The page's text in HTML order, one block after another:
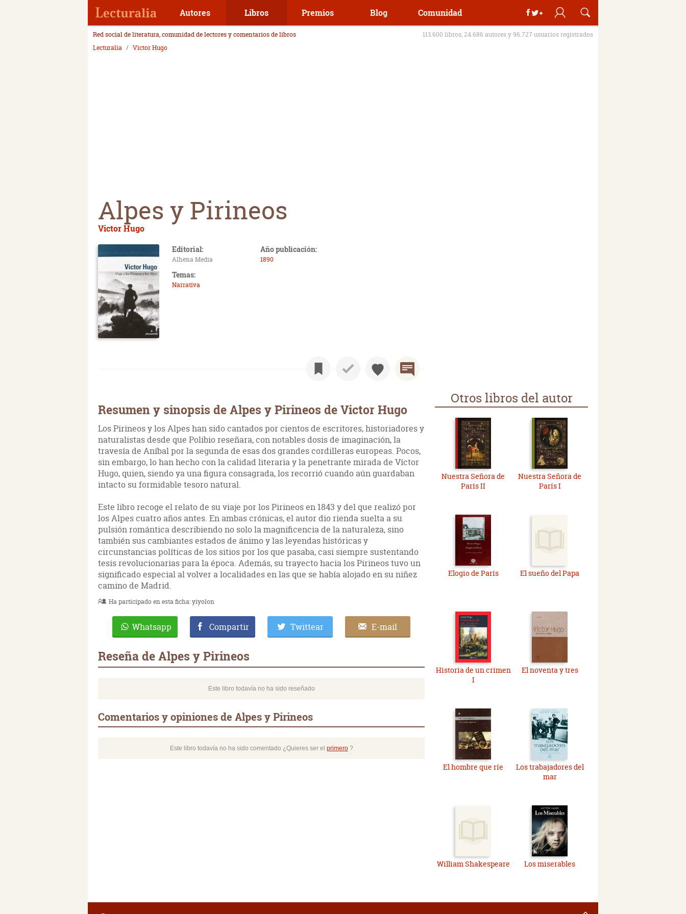
Autores Libros Premios Blog Comunidad
Red social de literatura, comunidad de lectores y comentarios de libros
113.600 libros, 24.686 autores y 96.727 usuarios registrados
Lecturalia
Victor Hugo
Alpes y Pirineos
Victor Hugo
Editorial:
Alhena Media
Año publicación:
1890
Temas:
Narrativa
Resumen y sinopsis de Alpes y Pirineos de Victor Hugo
Los Pirineos y los Alpes han sido cantados por cientos de escritores, historiadores y
naturalistas desde que Polibio reseñara, con notables dosis de imaginación, la
travesía de Aníbal por la segunda de esas dos grandes cordilleras europeas. Pocos,
sin embargo, lo han hecho con la calidad literaria y la penetrante mirada de Víctor
Hugo, quien, siendo ya una figura consagrada, los recorrió cuando aún guardaban
intacto su formidable tesoro natural.
Este libro recoge el relato de su viaje por los Pirineos en 1843 y del que realizó por
los Alpes cuatro años antes. En ambas crónicas, el autor dio rienda suelta a su
pulsión romántica describiendo no solo la magnificencia de la naturaleza, sino
también sus cambiantes estados de ánimo y las leyendas históricas y
circunstancias políticas de los sitios por los que pasaba, casi siempre sustentando
tesis revolucionarias para la época. Además, su trayecto hacia los Pirineos tuvo un
significado especial al volver a localidades en las que se había alojado en su niñez
camino de Madrid.
Ha participado en esta ficha:yiyolon
Whatsapp Compartir Twittear E-mail
Reseña de Alpes y Pirineos
Este libro todavía no ha sido reseñado
Comentarios y opiniones de Alpes y Pirineos
Este libro todavía no ha sido comentado ¿Quieres ser el primero?
Otros libros del autor
Nuestra Señora de
París II
Nuestra Señora de
París I
Elogio de París El sueño del Papa
Historia de un crimen
I
El noventa y tres
El hombre que ríe
Los trabajadores del
mar
William Shakespeare Los miserables